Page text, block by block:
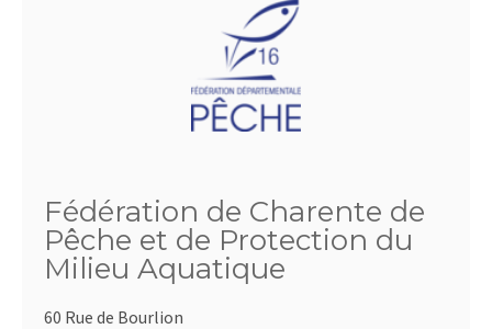
Fédération de Charente de
Pêche et de Protection du
Milieu Aquatique
60 Rue de Bourlion